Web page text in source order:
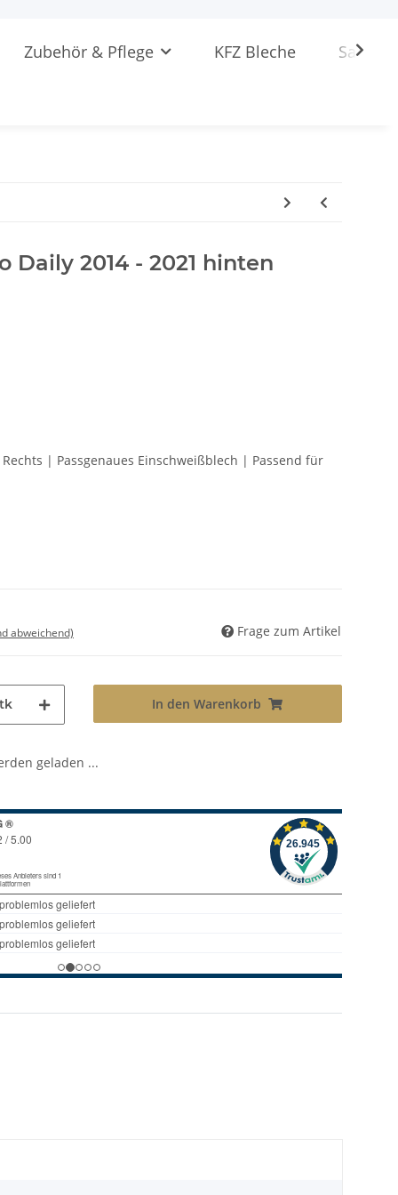
Zubehör & Pflege KFZ Bleche
Daily 2014 - 2021 hinten
| Passgenaues Einschweißblech | Passend für
abweichend) Frage zum Artikel
In den Warenkorb
geladen ...